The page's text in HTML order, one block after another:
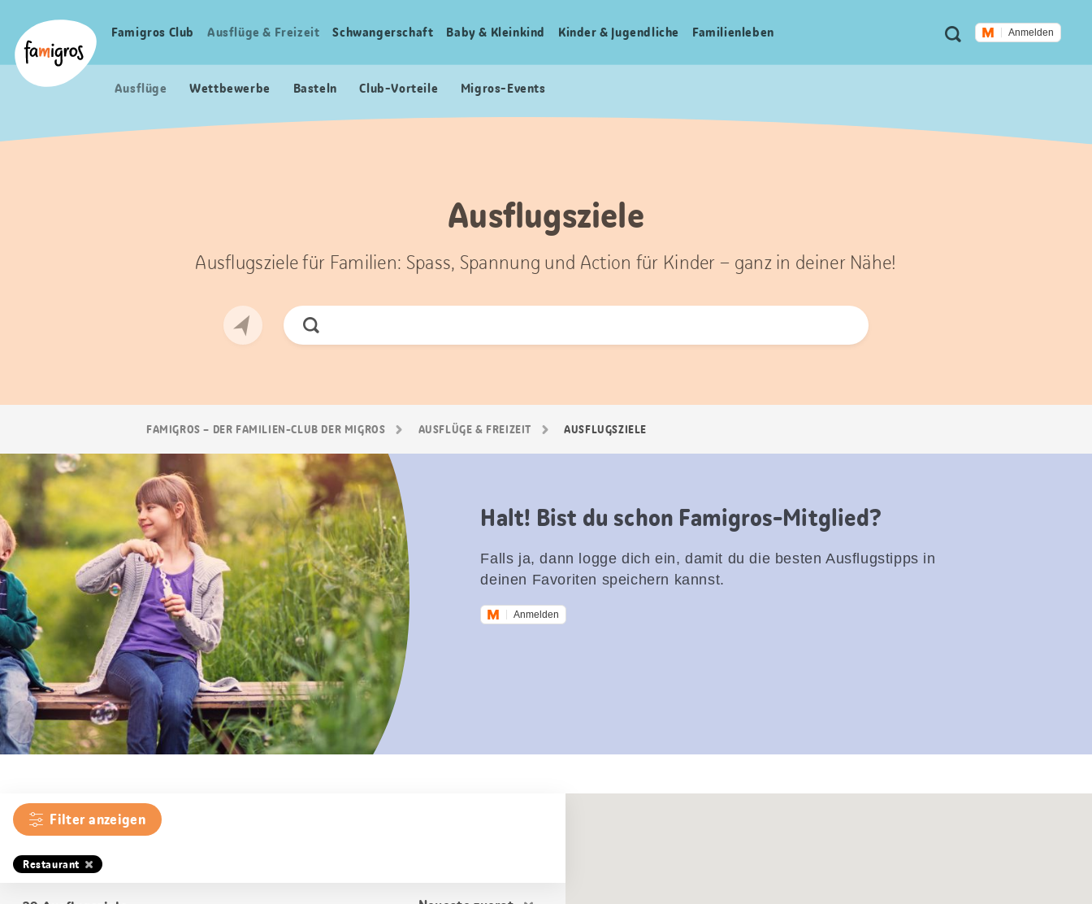
Navigation
Logo
Meta
Navigation
Suche Anmelden
Haupt
Famigros Club Ausflüge & Freizeit Schwangerschaft Baby & Kleinkind Kinder & Jugendliche Familien­leben
Ausflüge Wettbewerbe Basteln Club-Vorteile Migros-Events
Ausflugsziele
Ausflugsziele für Familien: Spass, Spannung und Action für Kinder – ganz in deiner Nähe!
Jetzt
FAMIGROS – DER FAMILIEN-CLUB DER MIGROS AUSFLÜGE & FREIZEIT AUSFLUGSZIELE
Halt! Bist du schon Famigros-Mitglied?
Falls ja, dann logge dich ein, damit du die besten Ausflugstipps in
deinen Favoriten speichern kannst.
Anmelden
Filter anzeigen
Restaurant
Resultat